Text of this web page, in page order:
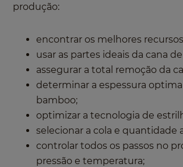
produção:
encontrar os melhores
usar as partes ideais da cana
assegurar a total remoção da
determinar a espessura
bamboo;
optimizar a tecnologia de
selecionar a cola e quantidade
controlar todos os passos no
pressão e temperatura;